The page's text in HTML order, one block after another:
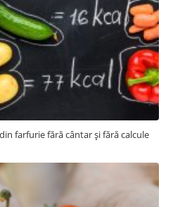
farfurie fără cântar și fără calcule